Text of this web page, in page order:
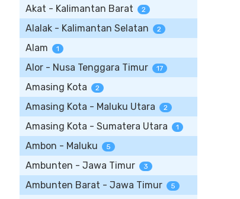
Akat - Kalimantan Barat 2
Alalak - Kalimantan Selatan 2
Alam 1
Alor - Nusa Tenggara Timur 17
Amasing Kota 2
Amasing Kota - Maluku Utara 2
Amasing Kota - Sumatera Utara 1
Ambon - Maluku 5
Ambunten - Jawa Timur 3
Ambunten Barat - Jawa Timur 5